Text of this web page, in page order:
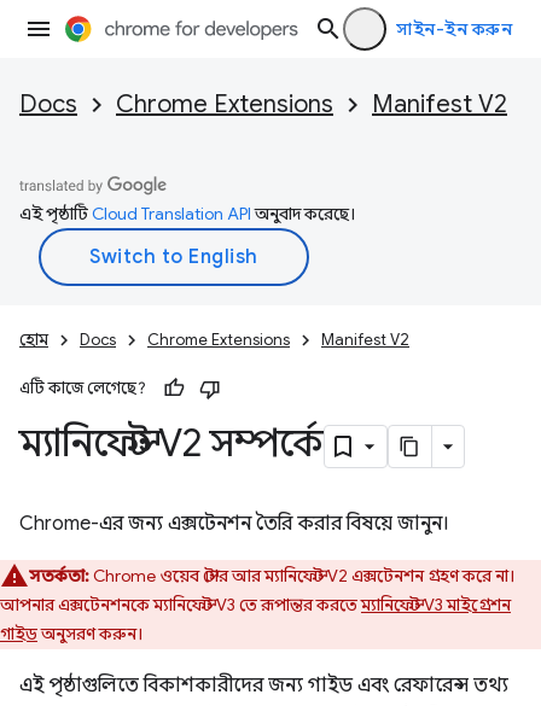
সাইন-ইন করুন
Docs Chrome Extensions Manifest V2
এই পৃষ্ঠাটিCloud Translation APIঅনুবাদ করেছে।
হোম Docs Chrome Extensions Manifest V2
এটি কাজে লেগেছে?
ম্যানিফেস্ট V2 সম্পর্কে
Chrome-এর জন্য এক্সটেনশন তৈরি করার বিষয়ে জানুন।
সতর্কতা:Chrome ওয়েব স্টোর আর ম্যানিফেস্ট V2 এক্সটেনশন গ্রহণ করে না।
আপনার এক্সটেনশনকে ম্যানিফেস্ট V3 তে রূপান্তর করতেম্যানিফেস্ট V3 মাইগ্রেশন
গাইডঅনুসরণ করুন।
এই পৃষ্ঠাগুলিতে বিকাশকারীদের জন্য গাইড এবং রেফারেন্স তথ্য